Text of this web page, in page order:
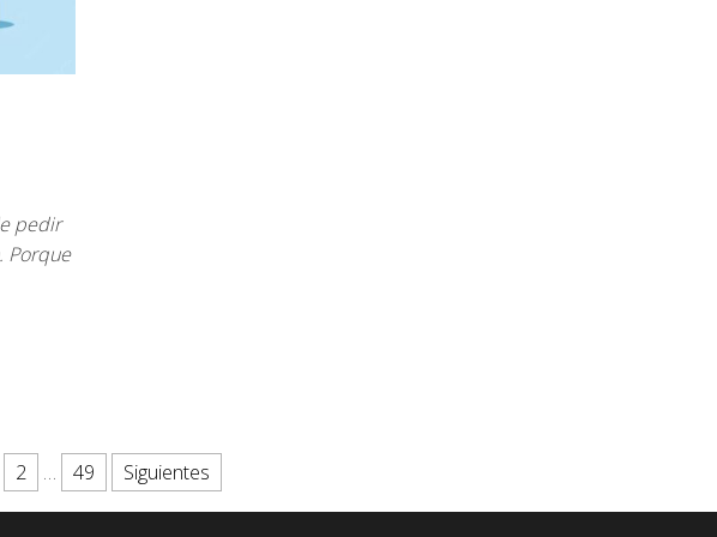
pedir
Porque
2 … 49 Siguientes